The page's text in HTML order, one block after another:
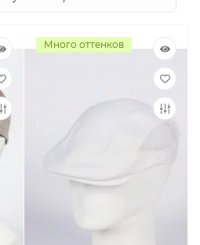
Много оттенков